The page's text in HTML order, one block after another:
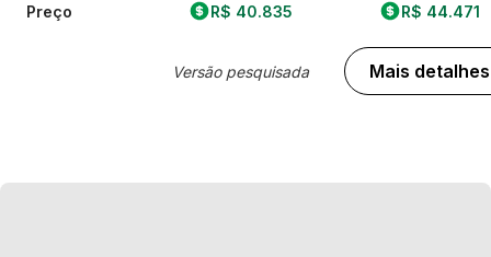
Preço R$ 40.835
Versão pesquisada
R$ 44.471
Mais detalhes